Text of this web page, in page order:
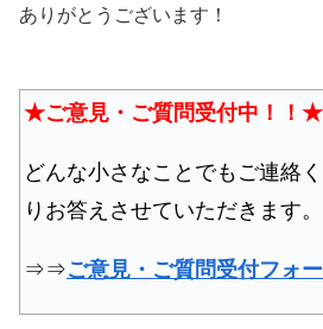
ありがとうございます！
★ご意見・ご質問受付中！！★
どんな小さなことでもご連絡
りお答えさせていただきます。
⇒⇒ご意見・ご質問受付フォ